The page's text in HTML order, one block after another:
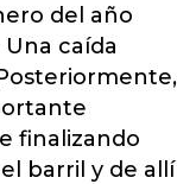
del año
caída
finalizando
barril y de allí